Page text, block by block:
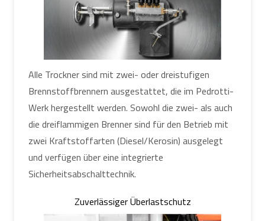
Alle Trockner sind mit zwei- oder dreistufigen
Brennstoffbrennern ausgestattet, die im Pedrotti-
Werk hergestellt werden. Sowohl die zwei- als auch
die dreiflammigen Brenner sind für den Betrieb mit
zwei Kraftstoffarten (Diesel/Kerosin) ausgelegt
und verfügen über eine integrierte
Sicherheitsabschalttechnik.
Zuverlässiger Überlastschutz